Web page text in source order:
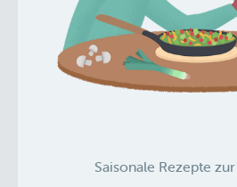
Saisonale Rezepte